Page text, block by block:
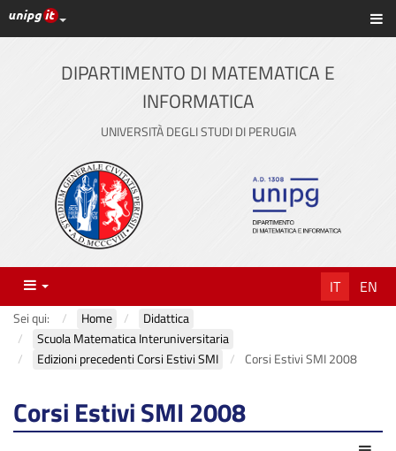
Vai
al
contenuto
principale
Link ai principali servizi web di Ateneo
DIPARTIMENTO DI MATEMATICA E
INFORMATICA
UNIVERSITÀ DEGLI STUDI DI PERUGIA
Menu IT EN
Sei qui: Home
Didattica
Scuola Matematica Interuniversitaria
Edizioni precedenti Corsi Estivi SMI
Corsi Estivi SMI 2008
Corsi Estivi SMI 2008